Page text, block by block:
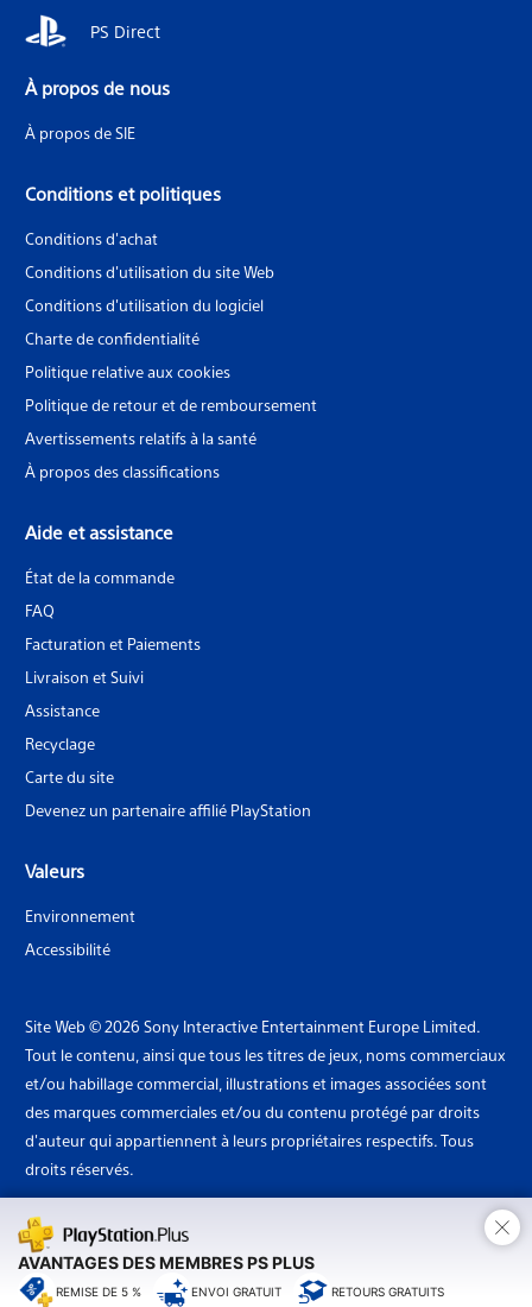
AVANTAGES DES MEMBRES PS PLUS
REMISE DE 5 % ENVOI GRATUIT RETOURS GRATUITS
×
PS Direct
À propos de nous
À propos de SIE
Conditions et politiques
Conditions d'achat
Conditions d'utilisation du site Web
Conditions d'utilisation du logiciel
Charte de confidentialité
Politique relative aux cookies
Politique de retour et de remboursement
Avertissements relatifs à la santé
À propos des classifications
Aide et assistance
État de la commande
FAQ
Facturation et Paiements
Livraison et Suivi
Assistance
Recyclage
Carte du site
Devenez un partenaire affilié PlayStation
Valeurs
Environnement
Accessibilité
Site Web © 2026 Sony Interactive Entertainment Europe Limited.
Tout le contenu, ainsi que tous les titres de jeux, noms commerciaux
et/ou habillage commercial, illustrations et images associées sont
des marques commerciales et/ou du contenu protégé par droits
d'auteur qui appartiennent à leurs propriétaires respectifs. Tous
droits réservés.
Pays: Belgique